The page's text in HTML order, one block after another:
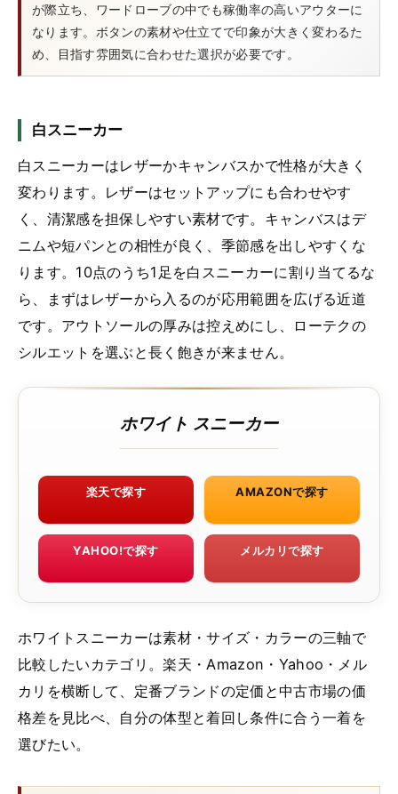
が際立ち、ワードローブの中でも稼働率の高いアウターに
なります。ボタンの素材や仕立てで印象が大きく変わるた
め、目指す雰囲気に合わせた選択が必要です。
白スニーカー
白スニーカーはレザーかキャンバスかで性格が大きく
変わります。レザーはセットアップにも合わせやす
く、清潔感を担保しやすい素材です。キャンバスはデ
ニムや短パンとの相性が良く、季節感を出しやすくな
ります。10点のうち1足を白スニーカーに割り当てるな
ら、まずはレザーから入るのが応用範囲を広げる近道
です。アウトソールの厚みは控えめにし、ローテクの
シルエットを選ぶと長く飽きが来ません。
ホワイト スニーカー
楽天で探す AMAZONで探す
YAHOO!で探す メルカリで探す
ホワイトスニーカーは素材・サイズ・カラーの三軸で
比較したいカテゴリ。楽天・Amazon・Yahoo・メル
カリを横断して、定番ブランドの定価と中古市場の価
格差を見比べ、自分の体型と着回し条件に合う一着を
選びたい。